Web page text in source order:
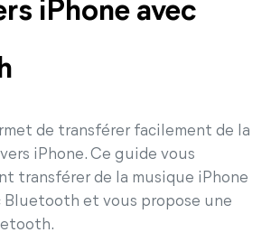
iPhone avec
de transférer facilement de la
iPhone. Ce guide vous
transférer de la musique iPhone
Bluetooth et vous propose une